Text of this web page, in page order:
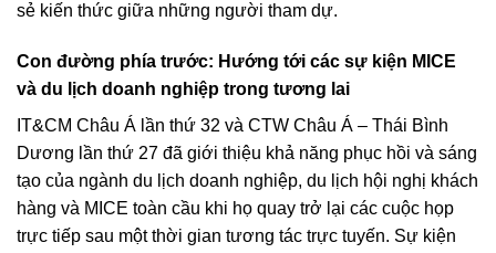
sẻ kiến ​​thức giữa những người tham dự.
Con đường phía trước: Hướng tới các sự kiện MICE
và du lịch doanh nghiệp trong tương lai
IT&CM Châu Á lần thứ 32 và CTW Châu Á – Thái Bình
Dương lần thứ 27 đã giới thiệu khả năng phục hồi và sáng
tạo của ngành du lịch doanh nghiệp, du lịch hội nghị khách
hàng và MICE toàn cầu khi họ quay trở lại các cuộc họp
trực tiếp sau một thời gian tương tác trực tuyến. Sự kiện